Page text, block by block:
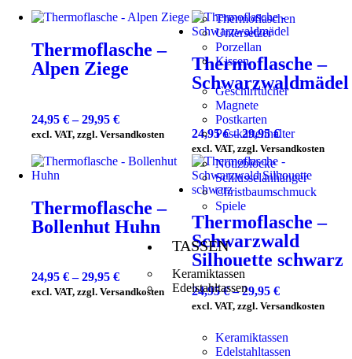
Thermoflaschen
Untersetzer
Porzellan
Kissen
Geschirrtücher
Magnete
Postkarten
Postkartenhalter
Notizblöcke
Schlüsselanhänger
Christbaumschmuck
Spiele
TASSEN
Keramiktassen
Edelstahltassen
Keramiktassen
Edelstahltassen
Thermoflasche –
Alpen Ziege
24,95 €–29,95 €
excl. VAT, zzgl. Versandkosten
Thermoflasche –
Schwarzwaldmädel
24,95€–29,95€
excl. VAT, zzgl. Versandkosten
Thermoflasche –
Bollenhut Huhn
24,95 €–29,95 €
excl. VAT, zzgl. Versandkosten
Thermoflasche –
Schwarzwald
Silhouette schwarz
24,95€–29,95 €
excl. VAT, zzgl. Versandkosten